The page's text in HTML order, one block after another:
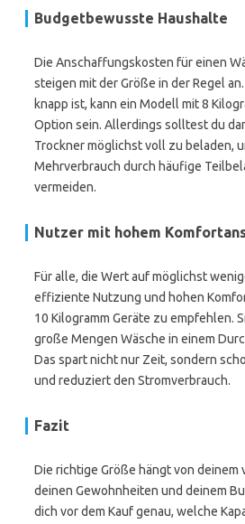
Budgetbewusste Haushalte
Die Anschaffungskosten für einen
steigen mit der Größe in der Regel
knapp ist, kann ein Modell mit 8
Option sein. Allerdings solltest du
Trockner möglichst voll zu beladen,
Mehrverbrauch durch häufige
vermeiden.
Nutzer mit hohem
Für alle, die Wert auf möglichst
effiziente Nutzung und hohen
10 Kilogramm Geräte zu empfehlen.
große Mengen Wäsche in einem
Das spart nicht nur Zeit, sondern
und reduziert den Stromverbrauch.
Fazit
Die richtige Größe hängt von deinem
deinen Gewohnheiten und deinem
dich vor dem Kauf genau, welche